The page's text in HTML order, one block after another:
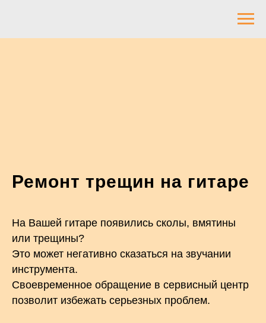
Ремонт трещин на гитаре
На Вашей гитаре появились сколы, вмятины
или трещины?
Это может негативно сказаться на звучании
инструмента.
Своевременное обращение в сервисный центр
позволит избежать серьезных проблем.